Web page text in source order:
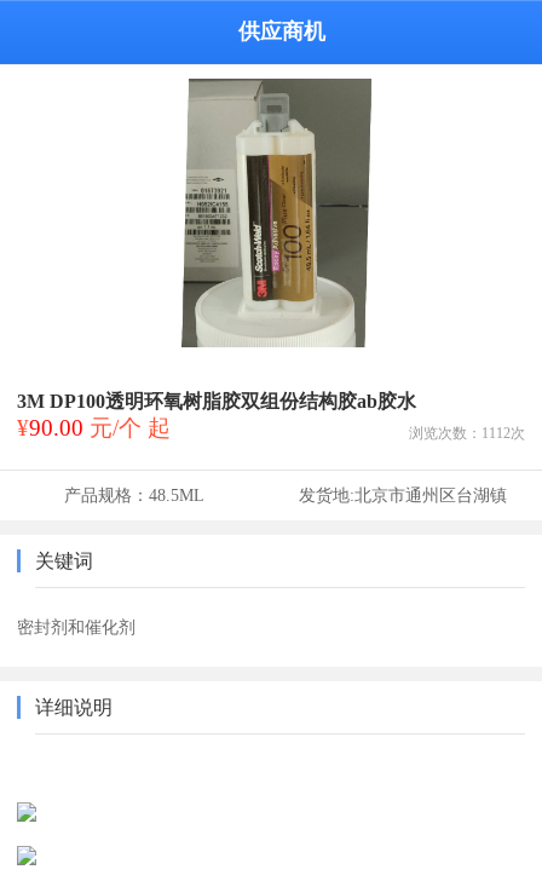
供应商机
3M DP100透明环氧树脂胶双组份结构胶ab胶水
¥90.00 元/个 起 浏览次数： 1112次
产品规格： 48.5ML 发货地:北京市通州区台湖镇
关键词
密封剂和催化剂
详细说明